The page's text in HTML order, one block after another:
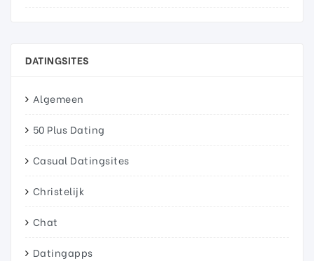
DATINGSITES
Algemeen
50 Plus Dating
Casual Datingsites
Christelijk
Chat
Datingapps